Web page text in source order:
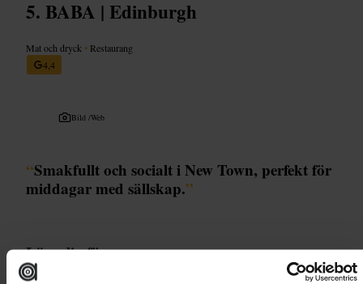
BABA | Edinburgh
Mat och dryck • Restaurang
4,4
Bild /Web
“Smakfullt och socialt i New Town, perfekt för
middagar med sällskap.”
Lämplig för